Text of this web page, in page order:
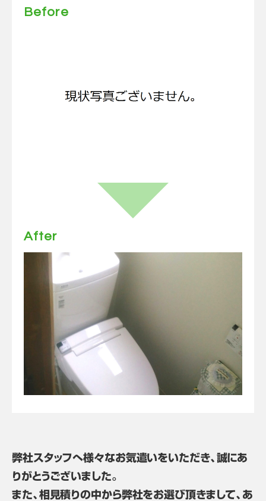
Before
After
弊社スタッフへ様々なお気遣いをいただき、誠にあ
りがとうございました。
また、相見積りの中から弊社をお選び頂きまして、あ